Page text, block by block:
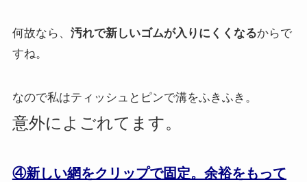
何故なら、 汚れで新しいゴムが入りにくくなるからで
すね。
なので私はティッシュとピンで溝をふきふき。
意外によごれてます。
④新しい網をクリップで固定。 余裕をもって